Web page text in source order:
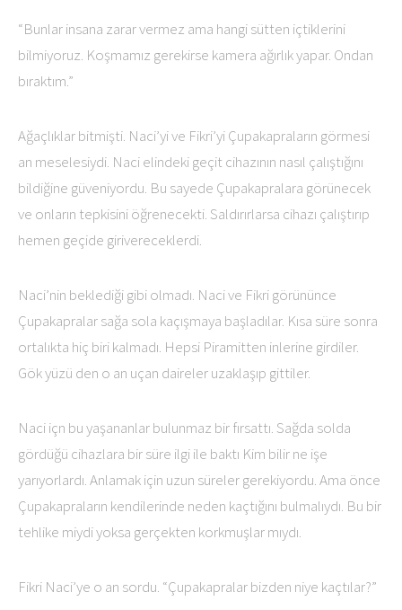
“Bunlar insana zarar vermez ama hangi sütten içtiklerini
bilmiyoruz. Koşmamız gerekirse kamera ağırlık yapar. Ondan
bıraktım.”
Ağaçlıklar bitmişti. Naci’yi ve Fikri’yi Çupakapraların görmesi
an meselesiydi. Naci elindeki geçit cihazının nasıl çalıştığını
bildiğine güveniyordu. Bu sayede Çupakapralara görünecek
ve onların tepkisini öğrenecekti. Saldırırlarsa cihazı çalıştırıp
hemen geçide girivereceklerdi.
Naci’nin beklediği gibi olmadı. Naci ve Fikri görününce
Çupakapralar sağa sola kaçışmaya başladılar. Kısa süre sonra
ortalıkta hiç biri kalmadı. Hepsi Piramitten inlerine girdiler.
Gök yüzü den o an uçan daireler uzaklaşıp gittiler.
Naci içn bu yaşananlar bulunmaz bir fırsattı. Sağda solda
gördüğü cihazlara bir süre ilgi ile baktı Kim bilir ne işe
yarıyorlardı. Anlamak için uzun süreler gerekiyordu. Ama önce
Çupakapraların kendilerinde neden kaçtığını bulmalıydı. Bu bir
tehlike miydi yoksa gerçekten korkmuşlar mıydı.
Fikri Naci’ye o an sordu. “Çupakapralar bizden niye kaçtılar?”